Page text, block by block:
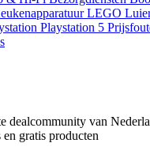
LEGO
Playstation 5
dealcommunity van
gratis producten